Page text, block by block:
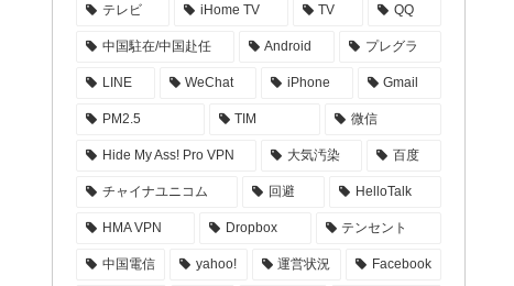
テレビ iHome TV TV QQ
中国駐在/中国赴任 Android プレグラ
LINE WeChat iPhone Gmail
PM2.5 TIM 微信
Hide My Ass! Pro VPN 大気汚染 百度
チャイナユニコム 回避 HelloTalk
HMA VPN Dropbox テンセント
中国電信 yahoo! 運営状況 Facebook